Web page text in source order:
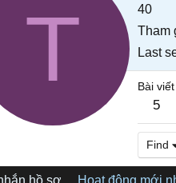
T
40
Tham
Last
Bài viết
5
Find